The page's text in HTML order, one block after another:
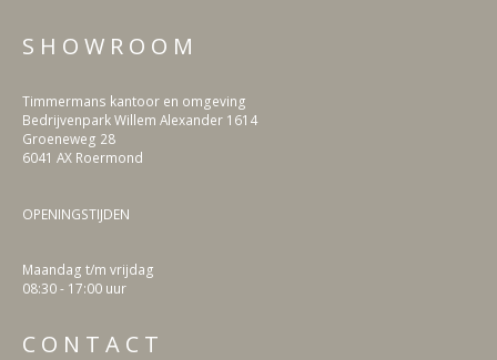
S H O W R O O M
Timmermans kantoor en omgeving
Bedrijvenpark Willem Alexander 1614
Groeneweg 28
6041 AX Roermond
OPENINGSTIJDEN
Maandag t/m vrijdag
08:30 - 17:00 uur
C O N T A C T
LinkedIn
Facebook
Instagram
Pinterest